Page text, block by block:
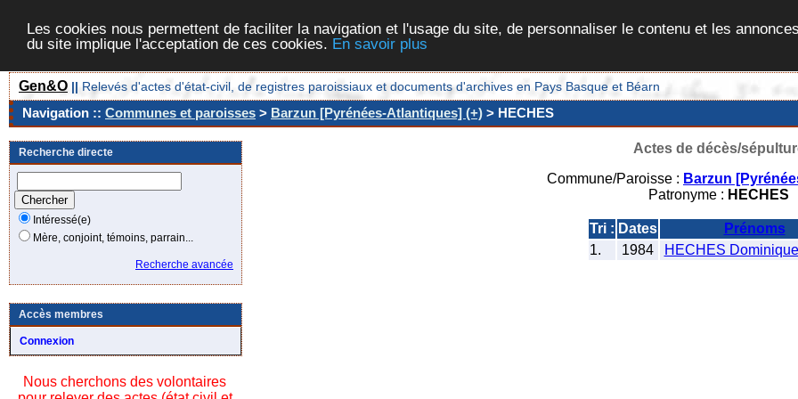
Les cookies nous permettent de faciliter la navigation et l'usage du site, de personnaliser le contenu et les
du site implique l'acceptation de ces cookies. En savoir plus
Gen&O || Relevés d'actes d'état-civil, de registres paroissiaux et documents d'archives en Pays Basque et Béarn
Navigation :: Communes et paroisses > Barzun [Pyrénées-Atlantiques] (+) > HECHES
Recherche directe
Intéressé(e)
Mère, conjoint, témoins, parrain...
Recherche avancée
Accès membres
Connexion
Nous cherchons des volontaires
Actes de décès/
Commune/Paroisse : Barzun
Patronyme : HECHES
Tri : Dates
Prénoms
1.
1984 HECHES